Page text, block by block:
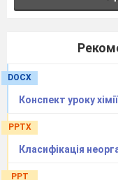
DOCX
Конспект уроку
PPTX
Класифікація
PPT